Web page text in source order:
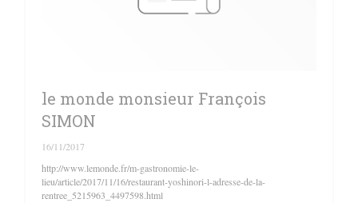
le monde monsieur François
SIMON
16/11/2017
http://www.lemonde.fr/m-gastronomie-le-
lieu/article/2017/11/16/restaurant-yoshinori-l-adresse-de-la-
rentree_5215963_4497598.html